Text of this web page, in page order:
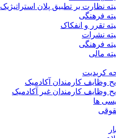
نظارت بر تطبیق پلان استراتیژیک
فرهنگی
تقرر و انفکاک
نشرات
فرهنگی
مالی
کریدیت
وظایف کارمندان آکادمیک
وظایف کارمندان غیر آکادمیک
ها